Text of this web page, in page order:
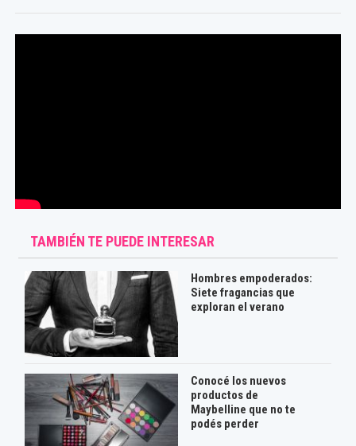
TAMBIÉN TE PUEDE INTERESAR
Hombres empoderados:
Siete fragancias que
exploran el verano
Conocé los nuevos
productos de
Maybelline que no te
podés perder